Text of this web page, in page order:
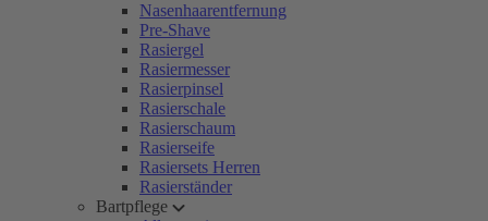
Nasenhaarentfernung
Pre-Shave
Rasiergel
Rasiermesser
Rasierpinsel
Rasierschale
Rasierschaum
Rasierseife
Rasiersets Herren
Rasierständer
Bartpflege